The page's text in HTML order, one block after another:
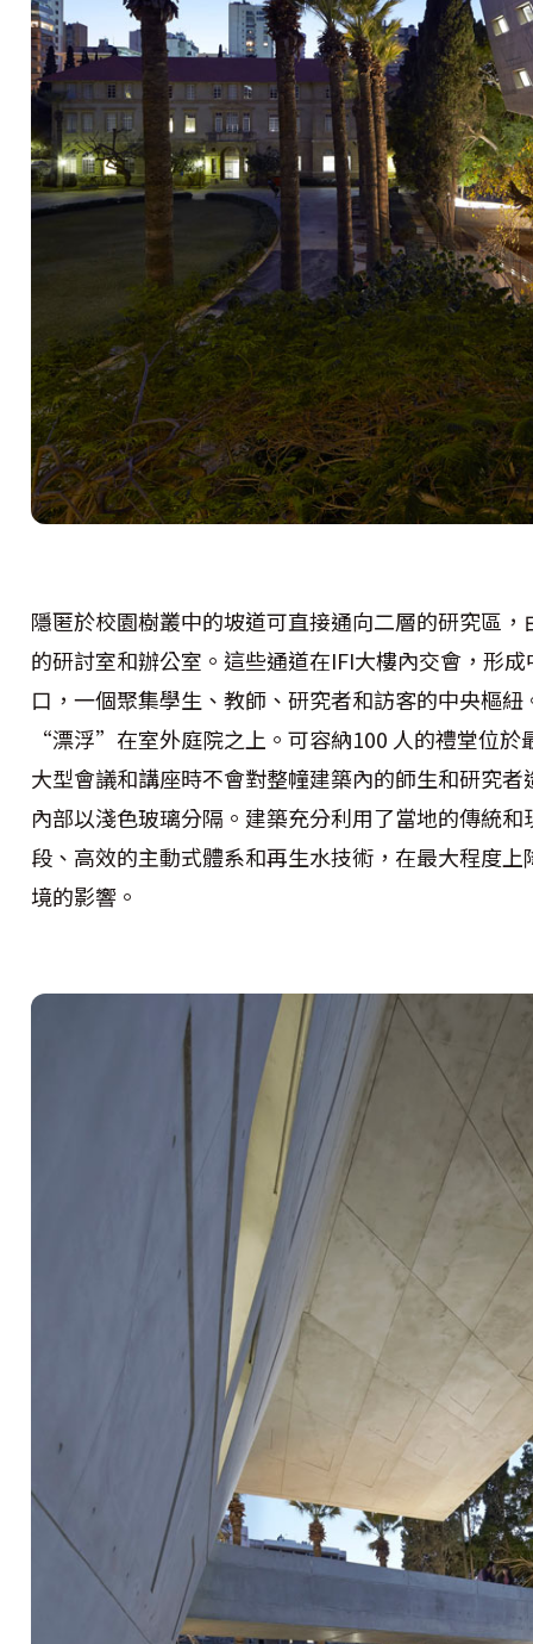
隱匿於校園樹叢中的坡道可直接通向二層的研究區
的研討室和辦公室。這些通道在IFI大樓內交會，形
口，一個聚集學生、教師、研究者和訪客的中央樞
“漂浮”在室外庭院之上。可容納100 人的禮堂位
大型會議和講座時不會對整幢建築內的師生和研究
內部以淺色玻璃分隔。建築充分利用了當地的傳統
段、高效的主動式體系和再生水技術，在最大程度
境的影響。